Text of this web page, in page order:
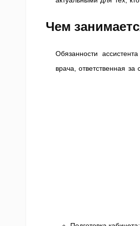
Чем
Обязанности
врача, ответственная